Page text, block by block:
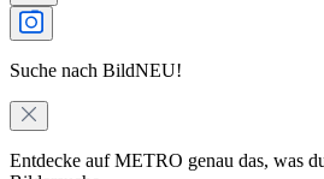
Suche nach BildNEU!
Entdecke auf METRO genau das, was